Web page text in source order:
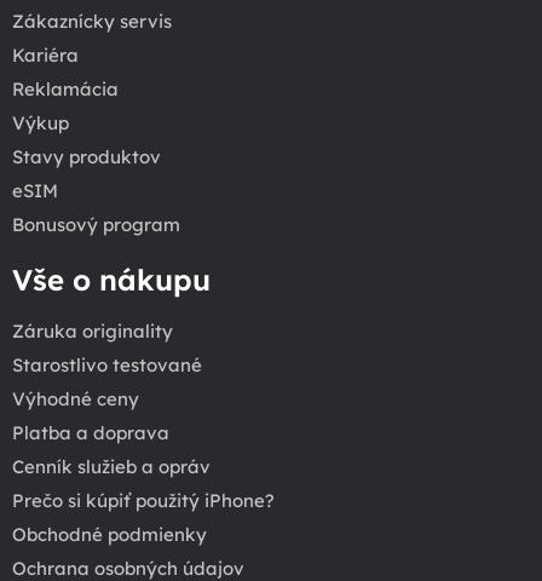
Zákaznícky servis
Kariéra
Reklamácia
Výkup
Stavy produktov
eSIM
Bonusový program
Vše o nákupu
Záruka originality
Starostlivo testované
Výhodné ceny
Platba a doprava
Cenník služieb a opráv
Prečo si kúpiť použitý iPhone?
Obchodné podmienky
Ochrana osobných údajov